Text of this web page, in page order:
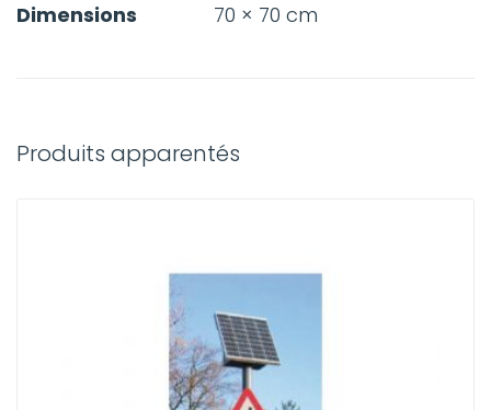
Dimensions 70 × 70 cm
Produits apparentés